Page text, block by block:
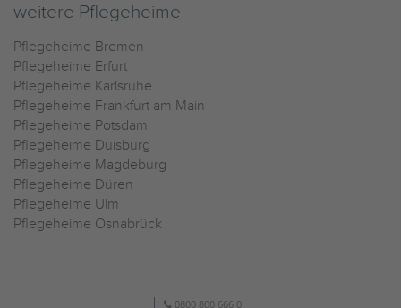
weitere Pflegeheime
Pflegeheime Bremen
Pflegeheime Erfurt
Pflegeheime Karlsruhe
Pflegeheime Frankfurt am Main
Pflegeheime Potsdam
Pflegeheime Duisburg
Pflegeheime Magdeburg
Pflegeheime Düren
Pflegeheime Ulm
Pflegeheime Osnabrück
0800 800 666 0